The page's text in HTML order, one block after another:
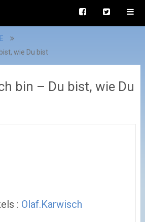
wie Du bist
bin – Du bist, wie Du
: Olaf.Karwisch